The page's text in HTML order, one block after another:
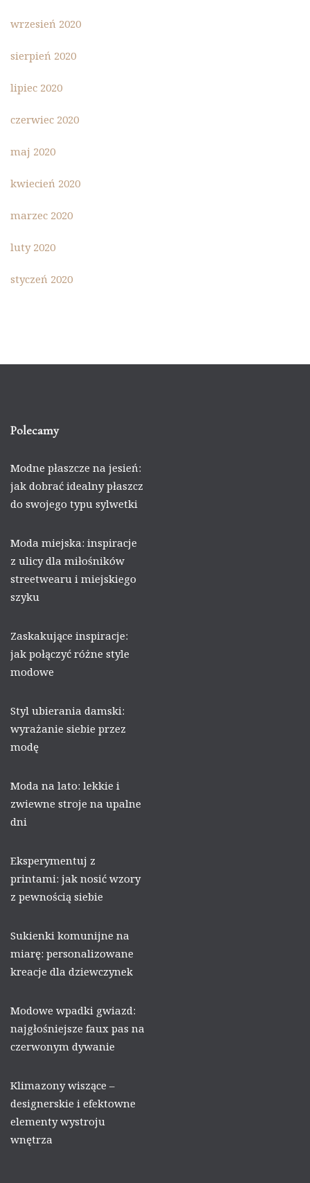
wrzesień 2020
sierpień 2020
lipiec 2020
czerwiec 2020
maj 2020
kwiecień 2020
marzec 2020
luty 2020
styczeń 2020
Polecamy
Modne płaszcze na jesień:
jak dobrać idealny płaszcz
do swojego typu sylwetki
Moda miejska: inspiracje
z ulicy dla miłośników
streetwearu i miejskiego
szyku
Zaskakujące inspiracje:
jak połączyć różne style
modowe
Styl ubierania damski:
wyrażanie siebie przez
modę
Moda na lato: lekkie i
zwiewne stroje na upalne
dni
Eksperymentuj z
printami: jak nosić wzory
z pewnością siebie
Sukienki komunijne na
miarę: personalizowane
kreacje dla dziewczynek
Modowe wpadki gwiazd:
najgłośniejsze faux pas na
czerwonym dywanie
Klimazony wiszące –
designerskie i efektowne
elementy wystroju
wnętrza